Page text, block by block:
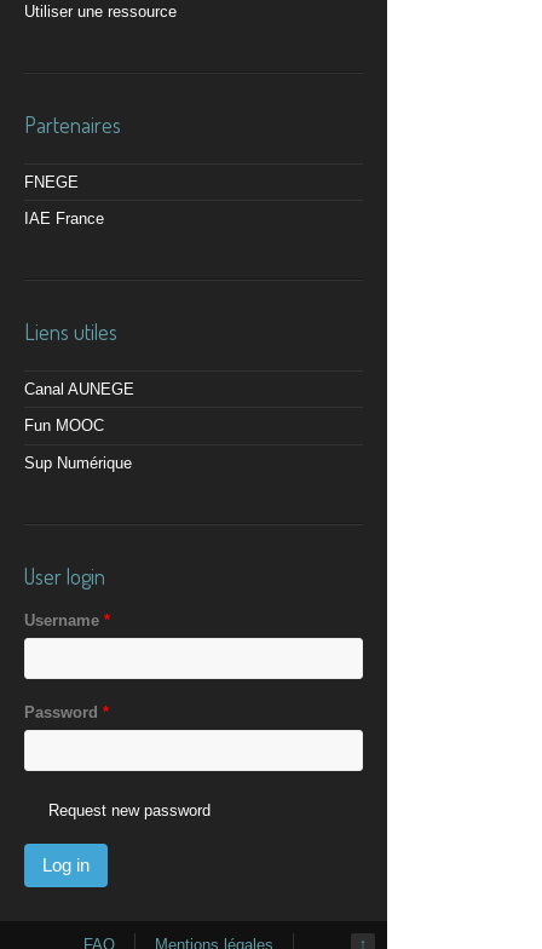
Utiliser une ressource
Partenaires
FNEGE
IAE France
Liens utiles
Canal AUNEGE
Fun MOOC
Sup Numérique
User login
Username *
Password *
Request new password
↑
FAQ Mentions légales